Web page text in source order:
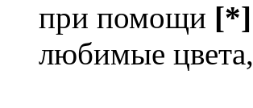
при помощи [*]
любимые